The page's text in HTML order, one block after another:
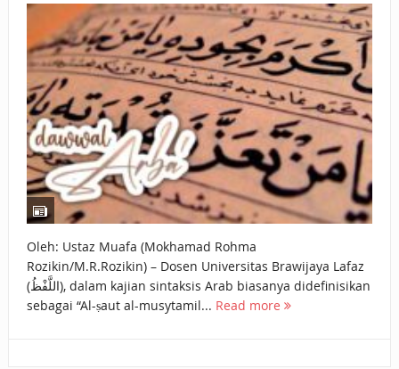
BAGAIMANA CARA MEMBAYAR ZAKAT UANG?
UANG HARAM BISA MENJADI HALAL JIKA SEBAB
KEPEMILIKANNYA BERUBAH
ISTIDLAL BATIL VS ISTIDLAL SYAR’I
BAHASA CINTA KARENA ALLAH
HUKUM MEMBAYAR ZAKAT DENGAN CARA MENGANGSUR
Oleh: Ustaz Muafa (Mokhamad Rohma
Rozikin/M.R.Rozikin) – Dosen Universitas Brawijaya Lafaz
(اللَّفْظُ), dalam kajian sintaksis Arab biasanya didefinisikan
sebagai “Al-ṣaut al-musytamil... Read more